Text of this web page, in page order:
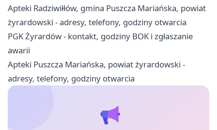
Apteki Radziwiłłów, gmina Puszcza Mariańska, powiat
żyrardowski - adresy, telefony, godziny otwarcia
PGK Żyrardów - kontakt, godziny BOK i zgłaszanie
awarii
Apteki Puszcza Mariańska, powiat żyrardowski -
adresy, telefony, godziny otwarcia